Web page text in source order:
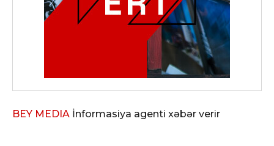
BEY MEDIA İnformasiya agenti xəbər verir